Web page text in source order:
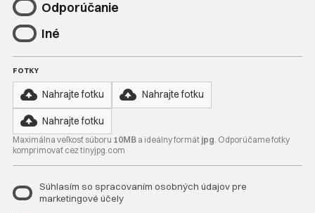
Odporúčanie
Iné
FOTKY
Nahrajte fotku Nahrajte fotku
Nahrajte fotku
Maximálna veľkosť súboru 10MBa ideálny formát jpg. Odporúčame fotky
komprimovať cez tinyjpg.com
Súhlasím so spracovaním osobných údajov pre
marketingové účely